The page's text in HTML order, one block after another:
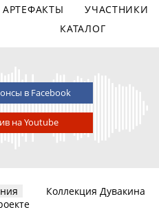
АРТЕФАКТЫ
УЧАСТНИКИ
КАТАЛОГ
в Facebook
на Youtube
Коллекция Дувакина